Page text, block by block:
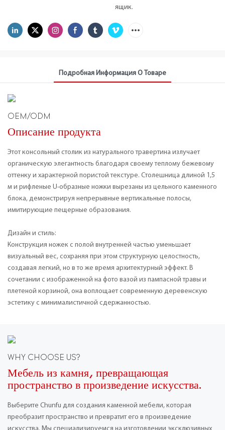
ящик.
Подробная Информация О Товаре
OEM/ODM
Описание продукта
Этот консольный столик из натурального травертина излучает
органическую элегантность благодаря своему теплому бежевому
оттенку и характерной пористой текстуре. Столешница длиной 1,5
м и рифленые U-образные ножки вырезаны из цельного каменного
блока, демонстрируя непрерывные вертикальные полосы,
имитирующие пещерные образования.
Дизайн и стиль:
Конструкция ножек с полой внутренней частью уменьшает
визуальный вес, сохраняя при этом структурную целостность,
создавая легкий, но в то же время архитектурный эффект. В
сочетании с изображенной на фото вазой из пампасной травы и
плетеной корзиной, она воплощает современную деревенскую
эстетику с минималистичной сдержанностью.
WHY CHOOSE US?
Мебель из камня, превращающая
пространство в произведение искусства.
Выберите Chunfu для создания каменной мебели, которая
преобразит пространство и превратит его в произведение